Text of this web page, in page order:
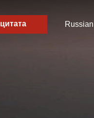
цитата Russian